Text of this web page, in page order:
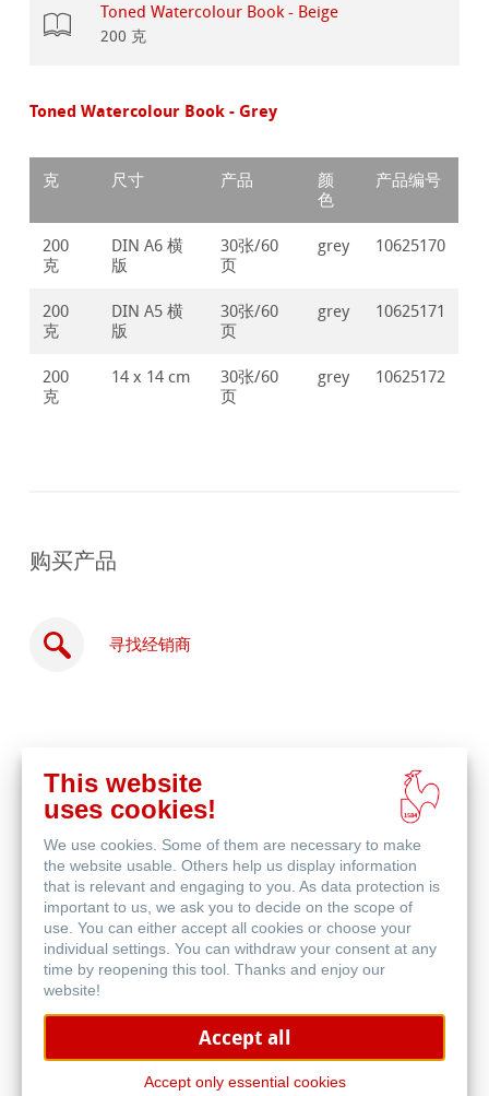
Toned Watercolour Book - Beige
200 克
Toned Watercolour Book - Grey
克 尺寸 产品
颜
色
产品编号
200
克
DIN A6 横
版
30张/60
页
grey 10625170
200
克
DIN A5 横
版
30张/60
页
grey 10625171
200
克
14 x 14 cm
30张/60
页
grey 10625172
购买产品
寻找经销商
线
购
买
This website
uses cookies!
We use cookies. Some of them are necessary to make
the website usable. Others help us display information
that is relevant and engaging to you. As data protection is
important to us, we ask you to decide on the scope of
use. You can either accept all cookies or choose your
individual settings. You can withdraw your consent at any
time by reopening this tool. Thanks and enjoy our
website!
Accept all
Accept only essential cookies